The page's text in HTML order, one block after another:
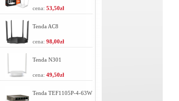
cena: 53,50zł
Tenda AC8
cena: 98,00zł
Tenda N301
cena: 49,50zł
Tenda TEF1105P-4-63W